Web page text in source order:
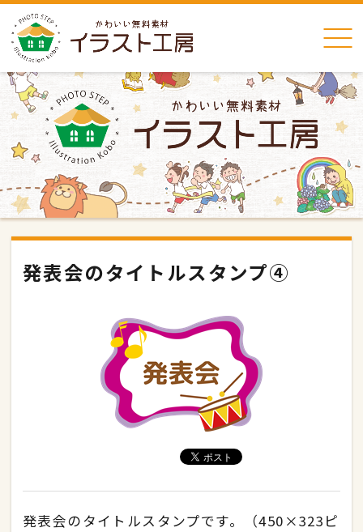
発表会のタイトルスタンプ④
発表会のタイトルスタンプです。（450×323ピ